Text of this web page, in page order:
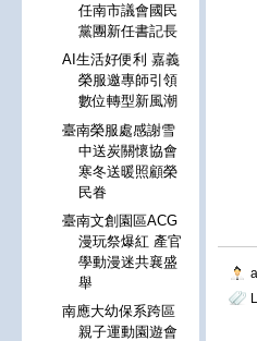
任南市議會國民
黨團新任書記長
AI生活好便利 嘉義
榮服邀專師引領
數位轉型新風潮
臺南榮服處感謝雪
中送炭關懷協會
寒冬送暖照顧榮
民眷
臺南文創園區ACG
漫玩祭爆紅 產官
學動漫迷共襄盛
舉
南應大幼保系跨區
親子運動園遊會